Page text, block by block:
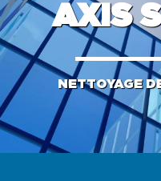
AXIS
NETTOYAGE